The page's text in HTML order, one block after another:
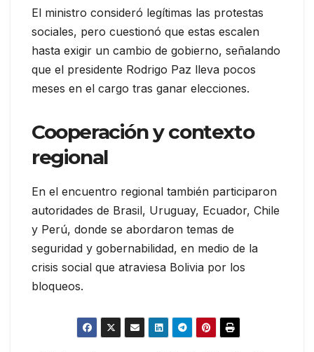
El ministro consideró legítimas las protestas
sociales, pero cuestionó que estas escalen
hasta exigir un cambio de gobierno, señalando
que el presidente Rodrigo Paz lleva pocos
meses en el cargo tras ganar elecciones.
Cooperación y contexto
regional
En el encuentro regional también participaron
autoridades de Brasil, Uruguay, Ecuador, Chile
y Perú, donde se abordaron temas de
seguridad y gobernabilidad, en medio de la
crisis social que atraviesa Bolivia por los
bloqueos.